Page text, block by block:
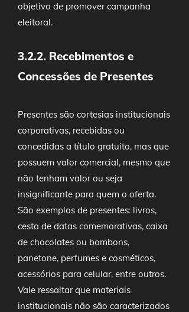
objetivo de promover campanha
eleitoral.
3.2.2. Recebimentos e
Concessões de Presentes
Presentes são cortesias institucionais
corporativas, recebidas ou
concedidas a título gratuito, mas que
possuem valor comercial, mesmo que
não tenham valor ou seja
insignificante para quem o oferta.
São exemplos de presentes: livros,
cesta de datas comemorativas, caixa
de chocolates ou bombons,
panetone, perfumes e cosméticos,
acessórios para celular, entre outros.
Vale ressaltar que materiais
institucionais não são caracterizados